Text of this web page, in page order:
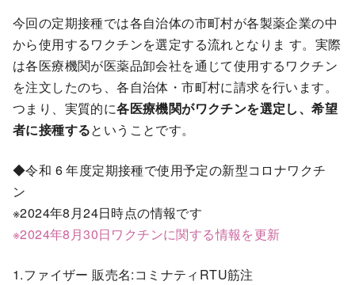
今回の定期接種では各自治体の市町村が各製薬企業の中
から使用するワクチンを選定する流れとなりま す。実際
は各医療機関が医薬品卸会社を通じて使用するワクチン
を注文したのち、各自治体・市町村に請求を行います。
つまり、実質的に各医療機関がワクチンを選定し、希望
者に接種するということです。
◆令和 6 年度定期接種で使用予定の新型コロナワクチ
ン
※2024年8月24日時点の情報です
※2024年8月30日ワクチンに関する情報を更新
1.ファイザー 販売名:コミナティRTU筋注